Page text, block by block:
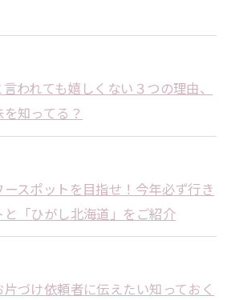
言われても嬉しくない３つの理由、
知ってる？
スポットを目指せ！今年必ず行き
「ひがし北海道」をご紹介
片づけ依頼者に伝えたい知っておく